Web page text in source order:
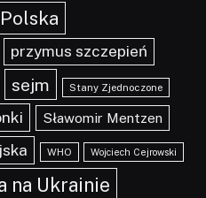
Polska
przymus szczepień
sejm Stany Zjednoczone
Sławomir Mentzen
WHO Wojciech Cejrowski
na Ukrainie